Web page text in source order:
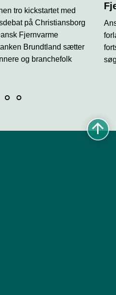
tro kickstartet med
på Christiansborg
Fjernvarme
Brundtland sætter
og branchefolk